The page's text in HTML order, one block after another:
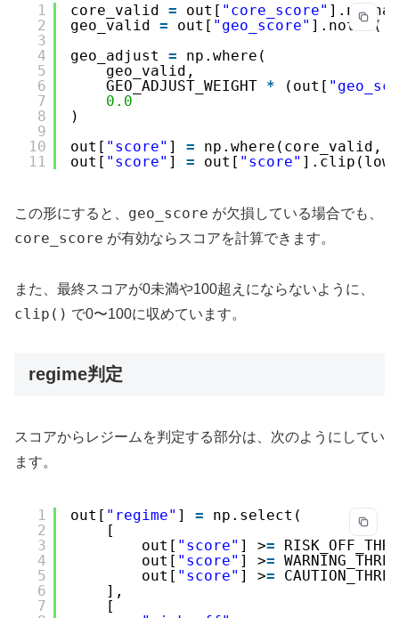
1
2
3
4
5
6
7
8
9
10
11
core_valid = out[ "core_score"
geo_valid = out[ "geo_score" ].notna()
geo_adjust =
np.where(
geo_valid,
GEO_ADJUST_WEIGHT * (out[
0.0
)
out[ "score" ] =
np.where(core_valid,
out[ "score" ] = out[ "score"
この形にすると、 geo_score が欠損している場合でも、
core_score が有効ならスコアを計算できます。
また、最終スコアが0未満や100超えにならないように、
clip() で0〜100に収めています。
regime判定
スコアからレジームを判定する部分は、次のようにしてい
ます。
1
2
3
4
5
6
7
out[ "regime" ] =
np.select(
[
out[ "score" ] >=
out[ "score" ] >=
out[ "score" ] >=
],
[